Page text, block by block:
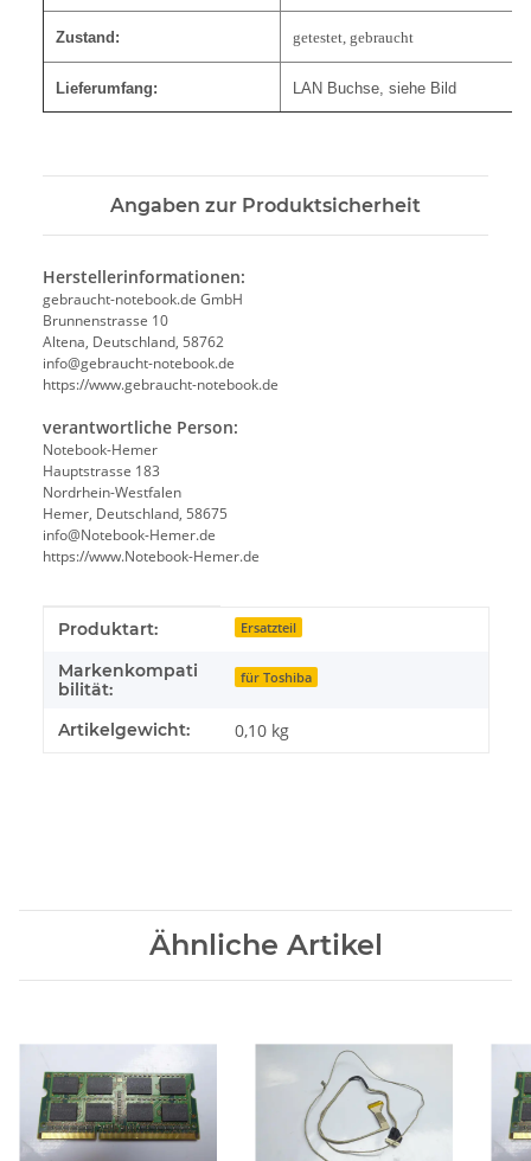
Zustand: getestet, gebraucht
Lieferumfang: LAN Buchse, siehe Bild
Angaben zur Produktsicherheit
Herstellerinformationen:
gebraucht-notebook.de GmbH
Brunnenstrasse 10
Altena, Deutschland, 58762
info@gebraucht-notebook.de
https://www.gebraucht-notebook.de
verantwortliche Person:
Notebook-Hemer
Hauptstrasse 183
Nordrhein-Westfalen
Hemer, Deutschland, 58675
info@Notebook-Hemer.de
https://www.Notebook-Hemer.de
Produkteigenschaft
Wert
Produktart: Ersatzteil
Markenkompati
bilität:
für Toshiba
Artikelgewicht: 0,10 kg
Ähnliche Artikel